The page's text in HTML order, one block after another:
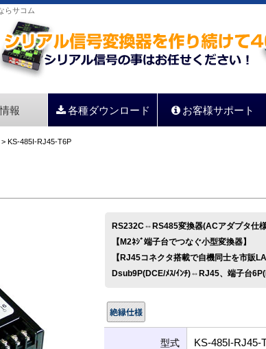
らサコム
報 各種ダウンロード お客様サポート
> KS-485I-RJ45-T6P
RS232C⇔RS485変換器(ACアダプタ仕様
【M2ﾈｼﾞ端子台でつなぐ小型変換器】
【RJ45コネクタ搭載で自機同士を市販
Dsub9P(DCE/ﾒｽ/ｲﾝﾁ)⇔RJ45、端子台
型式 KS-485I-RJ45-